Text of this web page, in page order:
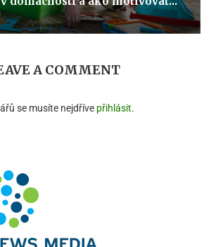
A COMMENT
se musíte nejdříve přihlásit.